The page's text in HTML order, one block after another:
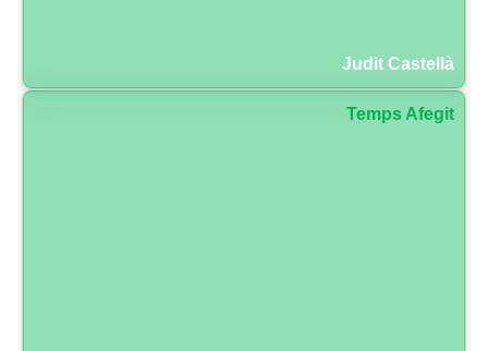
Judit Castellà
Temps Afegit